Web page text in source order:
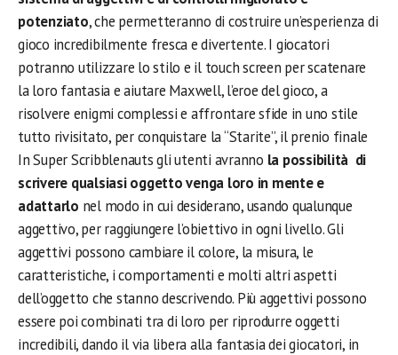
potenziato, che permetteranno di costruire un’esperienza di
gioco incredibilmente fresca e divertente. I giocatori
potranno utilizzare lo stilo e il touch screen per scatenare
la loro fantasia e aiutare Maxwell, l’eroe del gioco, a
risolvere enigmi complessi e affrontare sfide in uno stile
tutto rivisitato, per conquistare la “Starite”, il prenio finale
In Super Scribblenauts gli utenti avranno la possibilità di
scrivere qualsiasi oggetto venga loro in mente e
adattarlo nel modo in cui desiderano, usando qualunque
aggettivo, per raggiungere l’obiettivo in ogni livello. Gli
aggettivi possono cambiare il colore, la misura, le
caratteristiche, i comportamenti e molti altri aspetti
dell’oggetto che stanno descrivendo. Più aggettivi possono
essere poi combinati tra di loro per riprodurre oggetti
incredibili, dando il via libera alla fantasia dei giocatori, in